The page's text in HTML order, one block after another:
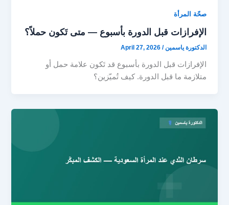
صحّة المرأة
الإفرازات قبل الدورة بأسبوع — متى تَكون حملاً؟
الدكتورة ياسمين/
April 27, 2026
الإفرازات قبل الدورة بأسبوع قد تَكون علامة حمل أو
متلازمة ما قبل الدورة. كيف تُميّزين؟